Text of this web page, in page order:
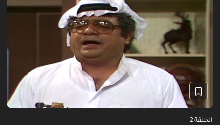
الحلقة 2